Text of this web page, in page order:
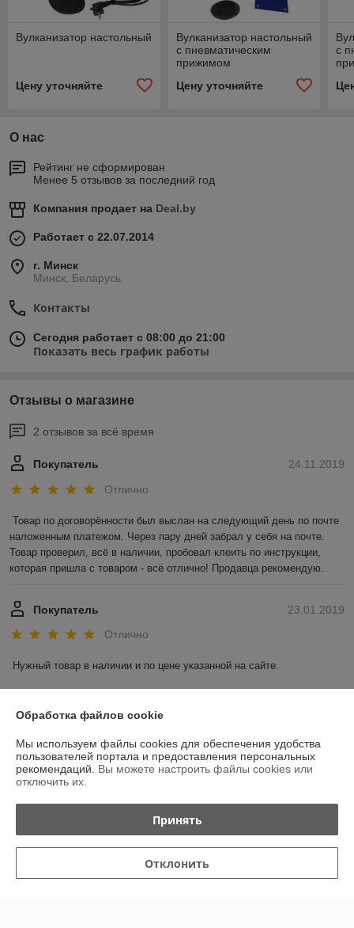
Вулканизатор настольный
Цену уточняйте
Вулканизатор настольный
с пневматическим
прижимом
Цену уточняйте
с
О нас
Рейтинг не сформирован
Менее 5 отзывов за последний год
Компания продает на Deal.by
Работает с 22.07.2014
г. Минск
Минск, Беларусь
Контакты
Сегодня работает с 08:00 до 21:00
Показать весь график работы
Отзывы о магазине
2 отзывов за всё время
24.11.2019
Покупатель
Отлично
Товар по договорённости был выслан на следующий день по почте
наложенным платежом. Через пару дней забрал у себя на почте.
Товар проверил, всё в наличии, пробовал клеить по инструкции,
которая пришла с товаром - всё отлично! Продавца рекомендую.
23.01.2019
Покупатель
Отлично
Нужный товар в наличии и по цене указанной на сайте.
О нас
Контакты
Обработка файлов cookie
Мы используем файлы cookies для обеспечения удобства
пользователей портала и предоставления персональных
рекомендаций. Вы можете настроить файлы cookies или
отключить их.
Принять
Отклонить